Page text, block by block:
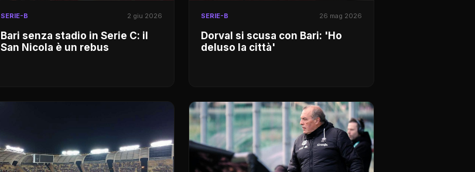
SERIE-B 2 giu 2026
Bari senza stadio in Serie C: il
San Nicola è un rebus
SERIE-B 26 mag 2026
Dorval si scusa con Bari: 'Ho
deluso la città'